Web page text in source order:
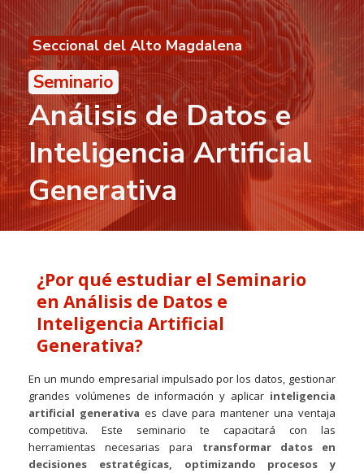
Seccional del Alto Magdalena
Seminario
Análisis de Datos e
Inteligencia Artificial
Generativa
¿Por qué estudiar el Seminario
en Análisis de Datos e
Inteligencia Artificial
Generativa?
En un mundo empresarial impulsado por los datos, gestionar
grandes volúmenes de información y aplicar inteligencia
artificial generativa es clave para mantener una ventaja
competitiva. Este seminario te capacitará con las
herramientas necesarias para transformar datos en
decisiones estratégicas, optimizando procesos y